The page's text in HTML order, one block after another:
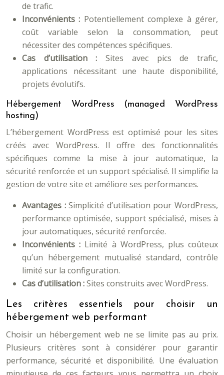
de trafic.
Inconvénients : Potentiellement complexe à gérer,
coût variable selon la consommation, peut
nécessiter des compétences spécifiques.
Cas d’utilisation :Sites avec pics de trafic,
applications nécessitant une haute disponibilité,
projets évolutifs.
Hébergement WordPress (managed WordPress
hosting)
L’hébergement WordPress est optimisé pour les sites
créés avec WordPress. Il offre des fonctionnalités
spécifiques comme la mise à jour automatique, la
sécurité renforcée et un support spécialisé. Il simplifie la
gestion de votre site et améliore ses performances.
Avantages :Simplicité d’utilisation pour WordPress,
performance optimisée, support spécialisé, mises à
jour automatiques, sécurité renforcée.
Inconvénients : Limité à WordPress, plus coûteux
qu’un hébergement mutualisé standard, contrôle
limité sur la configuration.
Cas d’utilisation :Sites construits avec WordPress.
Les critères essentiels pour choisir un
hébergement web performant
Choisir un hébergement web ne se limite pas au prix.
Plusieurs critères sont à considérer pour garantir
performance, sécurité et disponibilité. Une évaluation